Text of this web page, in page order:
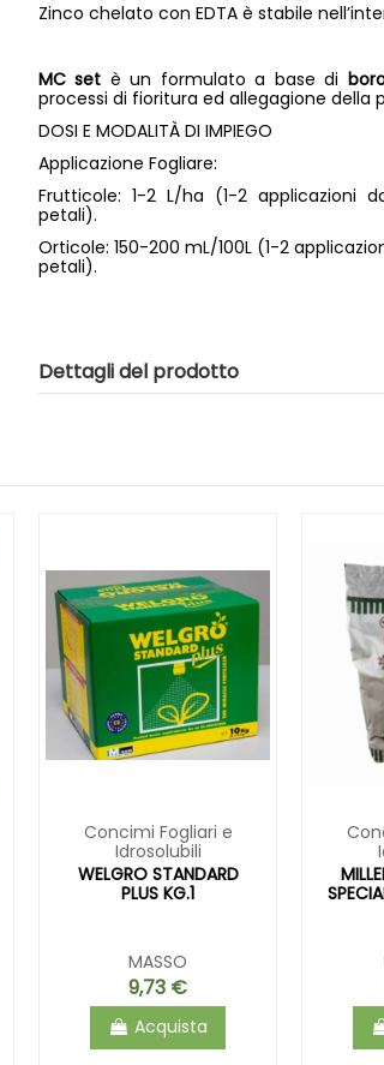
Zinco chelato con EDTA è stabile
MC set è un formulato a base di
processi di fioritura ed allegagione della
DOSI E MODALITÀ DI IMPIEGO
Applicazione Fogliare:
Frutticole: 1-2 L/ha (1-2 applicazioni
petali).
Orticole: 150-200 mL/100L (1-2
petali).
Dettagli del prodotto
Concimi Fogliari e
Idrosolubili
WELGRO STANDARD
PLUS KG.1
MASSO
9,73 €
Acquista